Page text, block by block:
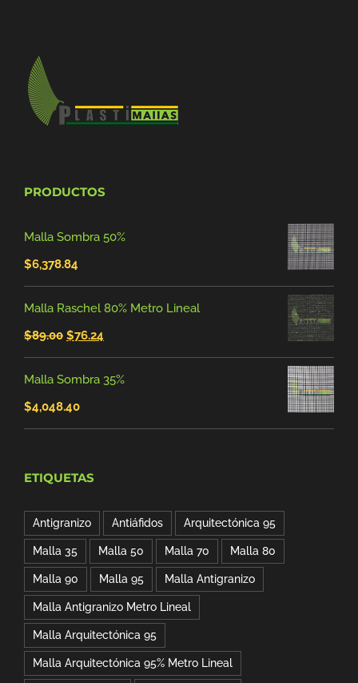
PRODUCTOS
Malla Sombra 50%
$6,378.84
Malla Raschel 80% Metro Lineal
$89.00 El
precio
original
era:
$76.24
precio
actual
Malla Sombra 35%
$4,048.40
ETIQUETAS
Antigranizo Antiáfidos Arquitectónica 95
Malla 35 Malla 50 Malla 70 Malla 80
Malla 90 Malla 95 Malla Antigranizo
Malla Antigranizo Metro Lineal
Malla Arquitectónica 95
Malla Arquitectónica 95% Metro Lineal